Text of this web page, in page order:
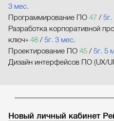
3 мес.
Программирование ПО 47 /
Разработка корпоративной
ключ» 48 /5г. 3 мес.
Проектирование ПО 45 /5г. 5
Дизайн интерфейсов ПО (UX/
Новый личный кабинет